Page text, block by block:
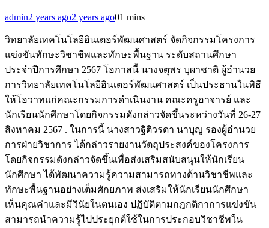
admin2 years ago2 years ago01 mins
วิทยาลัยเทคโนโลยีอินเตอร์พัฒนศาสตร์ จัดกิจกรรมโครงการ
แข่งขันทักษะวิชาชีพและทักษะพื้นฐาน ระดับสถานศึกษา
ประจำปีการศึกษา 2567 โอกาสนี้ นางจตุพร บุผาชาติ ผู้อำนวย
การวิทยาลัยเทคโนโลยีอินเตอร์พัฒนศาสตร์ เป็นประธานในพิธี
ให้โอวาทแก่คณะกรรมการดำเนินงาน คณะครูอาจารย์ และ
นักเรียนนักศึกษาโดยกิจกรรมดังกล่าวจัดขึ้นระหว่างวันที่ 26-27
สิงหาคม 2567 . ในการนี้ นางสาวฐิติวรดา นาบุญ รองผู้อำนวย
การฝ่ายวิชาการ ได้กล่าวรายงานวัตถุประสงค์ของโครงการ
โดยกิจกรรมดังกล่าวจัดขึ้นเพื่อส่งเสริมสนับสนุนให้นักเรียน
นักศึกษา ได้พัฒนาความรู้ความสามารถทางด้านวิชาชีพและ
ทักษะพื้นฐานอย่างเต็มศักยภาพ ส่งเสริมให้นักเรียนนักศึกษา
เห็นคุณค่าและมีวินัยในตนเอง ปฏิบัติตามกฎกติกาการแข่งขัน
สามารถนำความรู้ไปประยุกต์ใช้ในการประกอบวิชาชีพใน